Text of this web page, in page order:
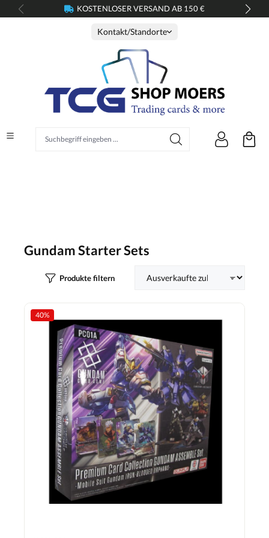
springen KOSTENLOSER VERSAND AB 150 €
Kontakt/Standorte
Gundam Starter Sets
Produkte filtern
40%